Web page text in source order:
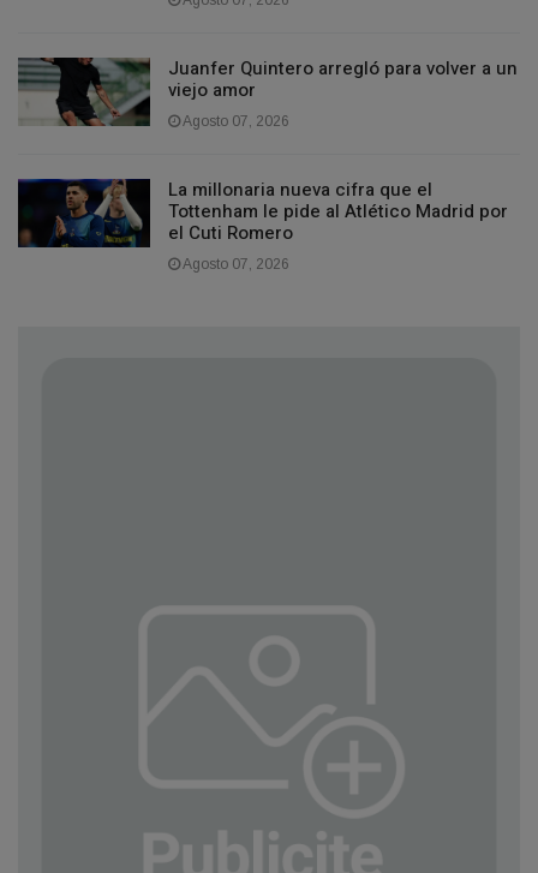
Juanfer Quintero arregló para volver a un
viejo amor
Agosto 07, 2026
La millonaria nueva cifra que el
Tottenham le pide al Atlético Madrid por
el Cuti Romero
Agosto 07, 2026